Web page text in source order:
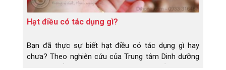
Hạt điều có tác dụng gì?
Bạn đã thực sự biết hạt điều có tác dụng gì hay
chưa? Theo nghiên cứu của Trung tâm Dinh dưỡng